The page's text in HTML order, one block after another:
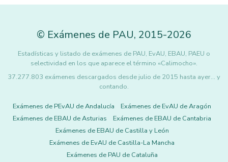
© Exámenes de PAU, 2015-2026
Estadísticas y listado de exámenes de PAU, EvAU, EBAU, PAEU o
selectividad en los que aparece el término «Calimocho».
37.277.803 exámenes descargados desde julio de 2015 hasta ayer... y
contando.
Exámenes de PEvAU de Andalucía
Exámenes de EvAU de Aragón
Exámenes de EBAU de Asturias
Exámenes de EBAU de Cantabria
Exámenes de EBAU de Castilla y León
Exámenes de EvAU de Castilla-La Mancha
Exámenes de PAU de Cataluña